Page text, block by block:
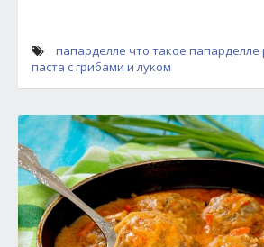
папарделле что такое папарделле
паста с грибами и луком